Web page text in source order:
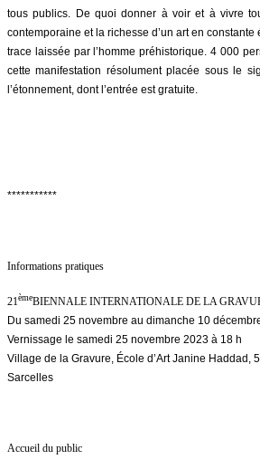
tous publics. De quoi donner à voir et à vivre
contemporaine et la richesse d’un art en
trace laissée par l’homme préhistorique. 4 000
cette manifestation résolument placée sous le
l’étonnement, dont l’entrée est gratuite.
***********
Informations pratiques
21èmeBIENNALE INTERNATIONALE DE LA
Du samedi 25 novembre au dimanche 10
Vernissage le samedi 25 novembre 2023 à 18 h
Village de la Gravure, École d’Art Janine Haddad,
Sarcelles
Accueil du public